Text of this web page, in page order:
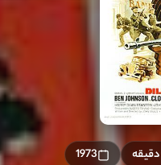
1973